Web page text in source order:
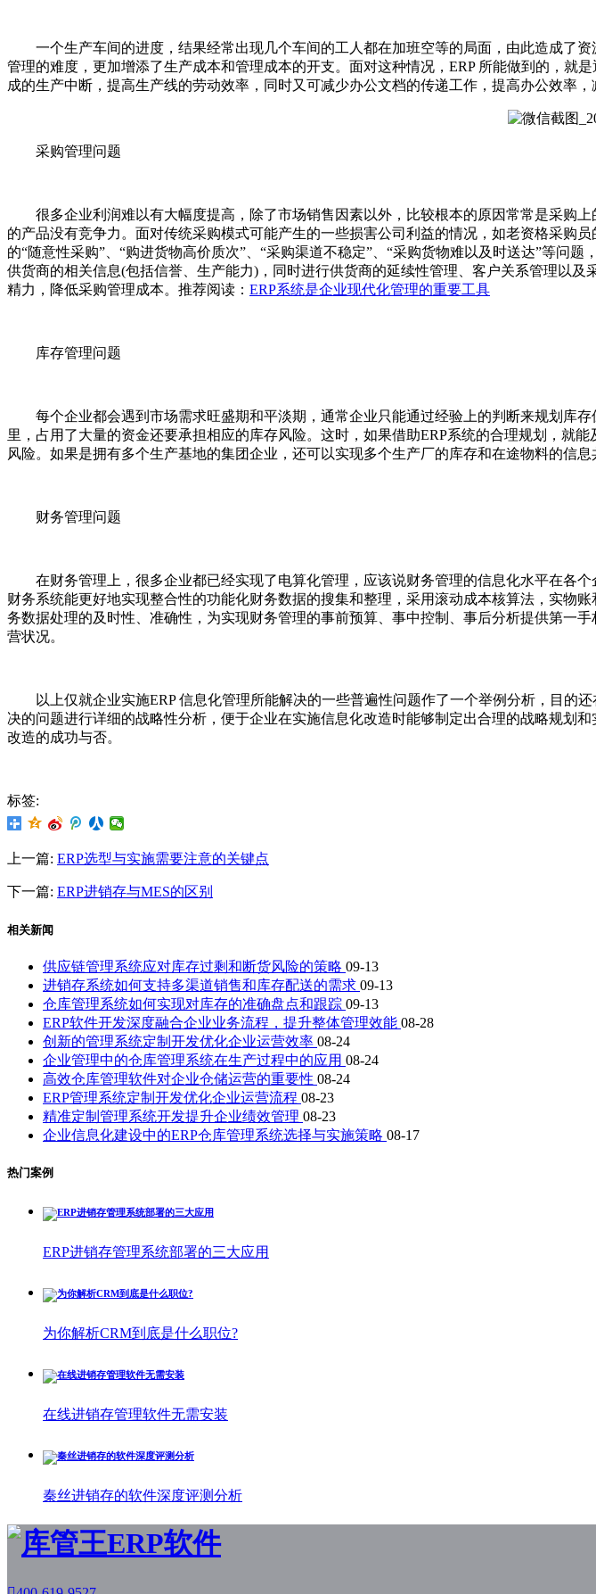
一个生产车间的进度，结果经常出现几个车间的工人都在加班空等的局面，由此造成了
管理的难度，更加增添了生产成本和管理成本的开支。面对这种情况，ERP 所能做到的，就
成的生产中断，提高生产线的劳动效率，同时又可减少办公文档的传递工作，提高办公效率
采购管理问题
很多企业利润难以有大幅度提高，除了市场销售因素以外，比较根本的原因常常是采购
的产品没有竞争力。面对传统采购模式可能产生的一些损害公司利益的情况，如老资格采购
的“随意性采购”、“购进货物高价质次”、“采购渠道不稳定”、“采购货物难以及时送达”等问
供货商的相关信息(包括信誉、生产能力)，同时进行供货商的延续性管理、客户关系管理以
精力，降低采购管理成本。推荐阅读： ERP系统是企业现代化管理的重要工具
库存管理问题
每个企业都会遇到市场需求旺盛期和平淡期，通常企业只能通过经验上的判断来规划库
里，占用了大量的资金还要承担相应的库存风险。这时，如果借助ERP系统的合理规划，就
风险。如果是拥有多个生产基地的集团企业，还可以实现多个生产厂的库存和在途物料的信
财务管理问题
在财务管理上，很多企业都已经实现了电算化管理，应该说财务管理的信息化水平在各个
财务系统能更好地实现整合性的功能化财务数据的搜集和整理，采用滚动成本核算法，实物
务数据处理的及时性、准确性，为实现财务管理的事前预算、事中控制、事后分析提供第一
营状况。
以上仅就企业实施ERP 信息化管理所能解决的一些普遍性问题作了一个举例分析，目的
决的问题进行详细的战略性分析，便于企业在实施信息化改造时能够制定出合理的战略规划
改造的成功与否。
标签:
上一篇: ERP选型与实施需要注意的关键点
下一篇: ERP进销存与MES的区别
相关新闻
供应链管理系统应对库存过剩和断货风险的策略 09-13
进销存系统如何支持多渠道销售和库存配送的需求 09-13
仓库管理系统如何实现对库存的准确盘点和跟踪 09-13
ERP软件开发深度融合企业业务流程，提升整体管理效能 08-28
创新的管理系统定制开发优化企业运营效率 08-24
企业管理中的仓库管理系统在生产过程中的应用 08-24
高效仓库管理软件对企业仓储运营的重要性 08-24
ERP管理系统定制开发优化企业运营流程 08-23
精准定制管理系统开发提升企业绩效管理 08-23
企业信息化建设中的ERP仓库管理系统选择与实施策略 08-17
热门案例
ERP进销存管理系统部署的三大应用
为你解析CRM到底是什么职位?
在线进销存管理软件无需安装
秦丝进销存的软件深度评测分析